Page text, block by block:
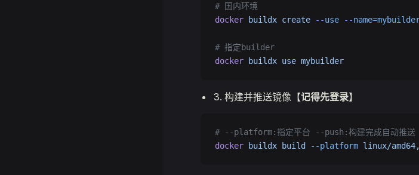
# 国内环境
docker buildx create --use --
# 指定builder
docker buildx use mybuilder
构建并推送镜像【记得先登录】
# --platform:指定平台 --push:构建完成自动推送
docker buildx build --platform linux/